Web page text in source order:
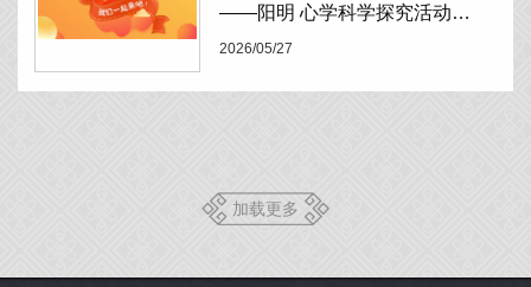
——阳明 心学科学探究活动预
2026/05/27
加载更多